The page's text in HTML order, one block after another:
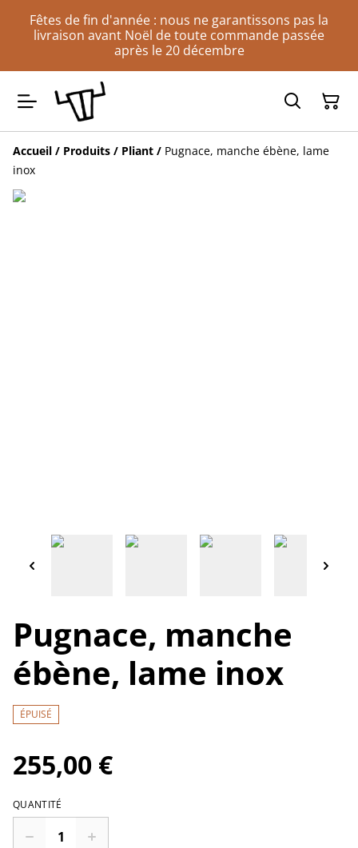
Fêtes de fin d'année : nous ne garantissons pas la
livraison avant Noël de toute commande passée
après le 20 décembre
Accueil / Produits / Pliant / Pugnace, manche ébène, lame
inox
Pugnace, manche
ébène, lame inox
ÉPUISÉ
255,00 €
QUANTITÉ